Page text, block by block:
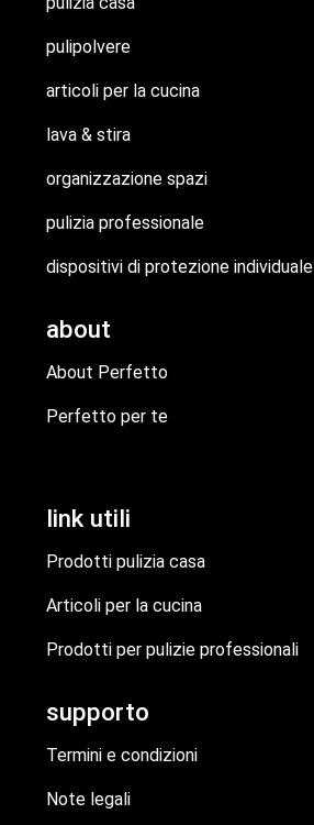
pulipolvere
articoli per la cucina
lava & stira
organizzazione spazi
pulizia professionale
dispositivi di protezione individuale
about
About Perfetto
Perfetto per te
link utili
Prodotti pulizia casa
Articoli per la cucina
Prodotti per pulizie professionali
supporto
Termini e condizioni
Note legali